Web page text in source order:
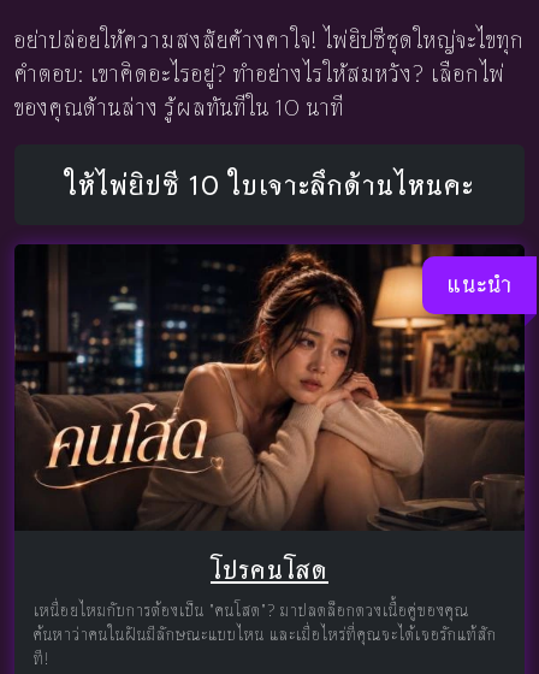
อย่าปล่อยให้ความสงสัยค้างคาใจ! ไพ่ยิปซีชุดใหญ่จะไขทุก
คำตอบ: เขาคิดอะไรอยู่? ทำอย่างไรให้สมหวัง? เลือกไพ่
ของคุณด้านล่าง รู้ผลทันทีใน 10 นาที
ให้ไพ่ยิปซี 10 ใบเจาะลึกด้านไหนคะ
แนะนำ
โปรคนโสด
เหนื่อยไหมกับการต้องเป็น "คนโสด"? มาปลดล็อกดวงเนื้อคู่ของคุณ
ค้นหาว่าคนในฝันมีลักษณะแบบไหน และเมื่อไหร่ที่คุณจะได้เจอรักแท้สัก
ที!